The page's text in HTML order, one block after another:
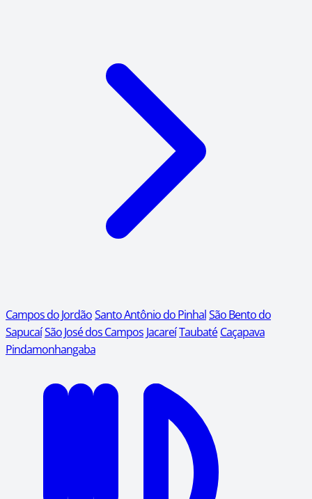
Campos do JordãoSanto Antônio do PinhalSão Bento do
SapucaíSão José dos Campos JacareíTaubaté Caçapava
Pindamonhangaba